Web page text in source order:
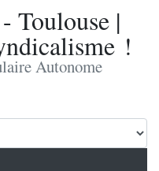
Toulouse |
!
Autonome